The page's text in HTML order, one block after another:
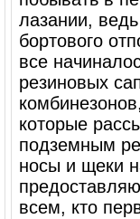
лазании,
бортового
все
резиновых
которые
подземным
носы и щеки
всем, кто